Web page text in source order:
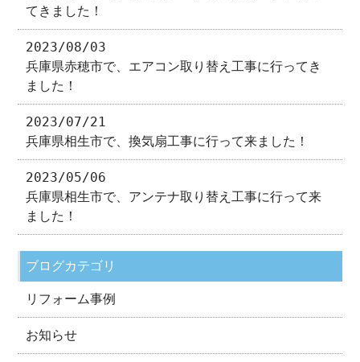
てきました！
2023/08/03
兵庫県赤穂市で、エアコン取り替え工事に行ってき
ました！
2023/07/21
兵庫県相生市で、換気扇工事に行って来ました！
2023/05/06
兵庫県相生市で、アンテナ取り替え工事に行って来
ました！
ブログカテゴリ
リフォーム事例
お知らせ